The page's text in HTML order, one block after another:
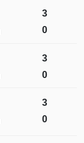
3
0
3
0
3
0